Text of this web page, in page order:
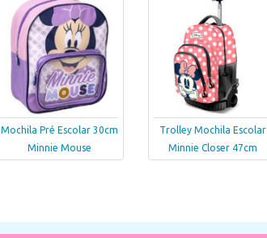
Mochila Pré Escolar 30cm
Minnie Mouse
Trolley Mochila Escolar
Minnie Closer 47cm